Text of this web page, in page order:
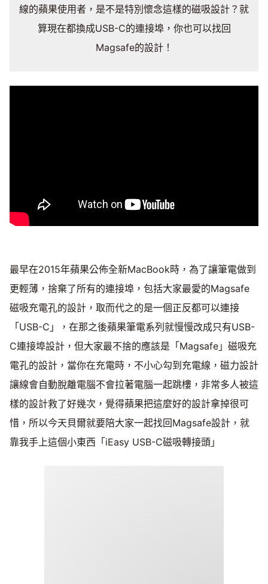
線的蘋果使用者，是不是特別懷念這樣的磁吸設計？就
算現在都換成USB-C的連接埠，你也可以找回
Magsafe的設計！
最早在2015年蘋果公佈全新MacBook時，為了讓筆電做到
更輕薄，捨棄了所有的連接埠，包括大家最愛的Magsafe
磁吸充電孔的設計，取而代之的是一個正反都可以連接
「USB-C」，在那之後蘋果筆電系列就慢慢改成只有USB-
C連接埠設計，但大家最不捨的應該是「Magsafe」磁吸充
電孔的設計，當你在充電時，不小心勾到充電線，磁力設計
讓線會自動脫離電腦不會拉著電腦一起跳樓，非常多人被這
樣的設計救了好幾次，覺得蘋果把這麼好的設計拿掉很可
惜，所以今天貝爾就要陪大家一起找回Magsafe設計，就
靠我手上這個小東西「iEasy USB-C磁吸轉接頭」